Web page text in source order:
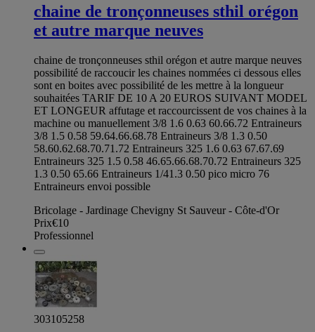
chaine de tronçonneuses sthil orégon
et autre marque neuves
chaine de tronçonneuses sthil orégon et autre marque neuves
possibilité de raccoucir les chaines nommées ci dessous elles
sont en boites avec possibilité de les mettre à la longueur
souhaitées TARIF DE 10 A 20 EUROS SUIVANT MODEL
ET LONGEUR affutage et raccourcissent de vos chaines à la
machine ou manuellement 3/8 1.6 0.63 60.66.72 Entraineurs
3/8 1.5 0.58 59.64.66.68.78 Entraineurs 3/8 1.3 0.50
58.60.62.68.70.71.72 Entraineurs 325 1.6 0.63 67.67.69
Entraineurs 325 1.5 0.58 46.65.66.68.70.72 Entraineurs 325
1.3 0.50 65.66 Entraineurs 1/41.3 0.50 pico micro 76
Entraineurs envoi possible
Bricolage - Jardinage Chevigny St Sauveur - Côte-d'Or
Prix€10
Professionnel
303105258